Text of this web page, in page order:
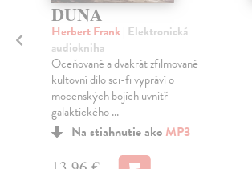
DUNA
Herbert Frank| Elektronická
audiokniha
Oceňované a dvakrát zfilmované
kultovní dílo sci-fi vypráví o
mocenských bojích uvnitř
galaktického ...
Na stiahnutie ako MP3